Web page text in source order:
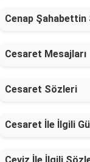
Cenap
Cesaret Mesajları
Cesaret Sözleri
Cesaret İle İlgili